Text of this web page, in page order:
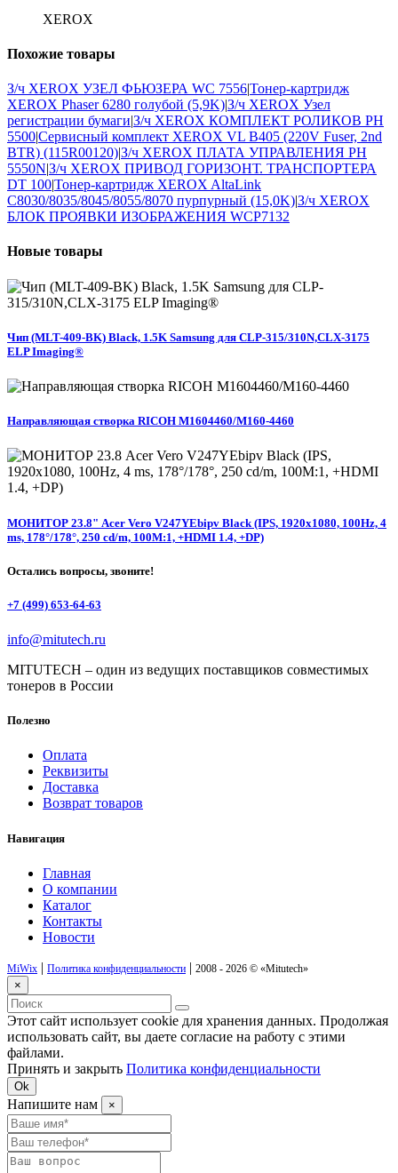
XEROX
Похожие товары
З/ч XEROX УЗЕЛ ФЬЮЗЕРА WC 7556|Тонер-картридж
XEROX Phaser 6280 голубой (5,9K)|З/ч XEROX Узел
регистрации бумаги|З/ч XEROX КОМПЛЕКТ РОЛИКОВ PH
5500|Сервисный комплект XEROX VL B405 (220V Fuser, 2nd
BTR) (115R00120)|З/ч XEROX ПЛАТА УПРАВЛЕНИЯ PH
5550N|З/ч XEROX ПРИВОД ГОРИЗОНТ. ТРАНСПОРТЕРА
DT 100|Тонер-картридж XEROX AltaLink
C8030/8035/8045/8055/8070 пурпурный (15,0K)|З/ч XEROX
БЛОК ПРОЯВКИ ИЗОБРАЖЕНИЯ WCP7132
Новые товары
Чип (MLT-409-BK) Black, 1.5K Samsung для CLP-315/310N,CLX-3175
ELP Imaging®
Направляющая створка RICOH M1604460/M160-4460
МОНИТОР 23.8" Acer Vero V247YEbipv Black (IPS, 1920x1080, 100Hz, 4
ms, 178°/178°, 250 cd/m, 100M:1, +НDMI 1.4, +DP)
Остались вопросы, звоните!
+7 (499) 653-64-63
info@mitutech.ru
MITUTECH – один из ведущих поставщиков совместимых
тонеров в России
Полезно
Оплата
Реквизиты
Доставка
Возврат товаров
Навигация
Главная
О компании
Каталог
Контакты
Новости
MiWix | Политика конфиденциальности | 2008 - 2026 © «Mitutech»
×
Этот сайт использует cookie для хранения данных. Продолжая
использовать сайт, вы даете согласие на работу с этими
файлами.
Принять и закрыть Политика конфиденциальности
Ok
Напишите нам ×